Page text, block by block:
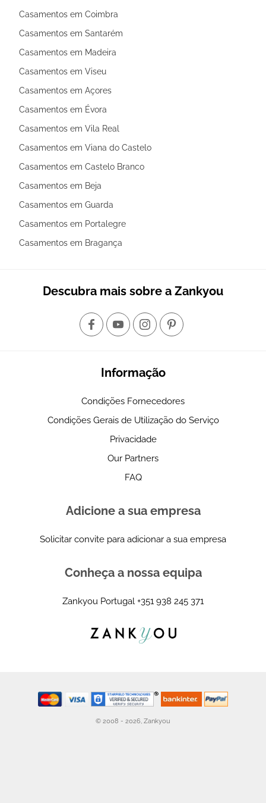
Casamentos em Coimbra
Casamentos em Santarém
Casamentos em Madeira
Casamentos em Viseu
Casamentos em Açores
Casamentos em Évora
Casamentos em Vila Real
Casamentos em Viana do Castelo
Casamentos em Castelo Branco
Casamentos em Beja
Casamentos em Guarda
Casamentos em Portalegre
Casamentos em Bragança
Descubra mais sobre a Zankyou
Informação
Condições Fornecedores
Condições Gerais de Utilização do Serviço
Privacidade
Our Partners
FAQ
Adicione a sua empresa
Solicitar convite para adicionar a sua empresa
Conheça a nossa equipa
Zankyou Portugal +351 938 245 371
© 2008 - 2026, Zankyou